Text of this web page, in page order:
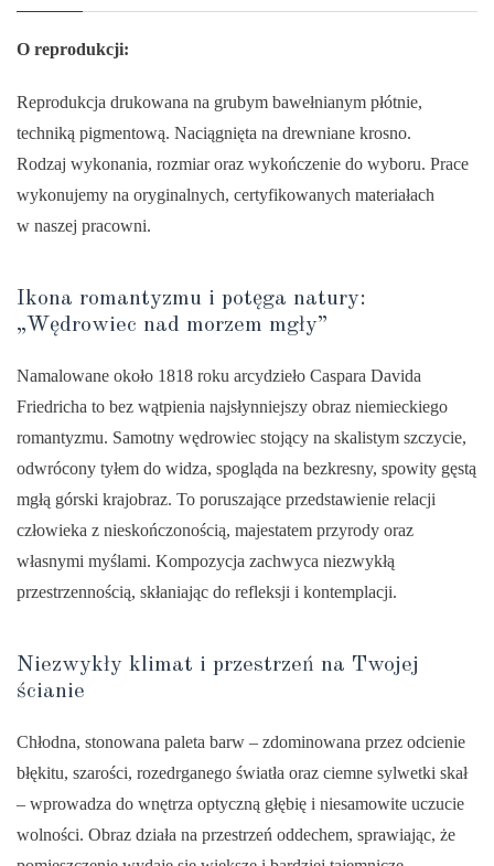
nad
Morzem
–
Caspar
David
Friedrich
O reprodukcji:
Reprodukcja drukowana na grubym bawełnianym płótnie,
techniką pigmentową. Naciągnięta na drewniane krosno.
Rodzaj wykonania, rozmiar oraz wykończenie do wyboru. Prace
wykonujemy na oryginalnych, certyfikowanych materiałach
w naszej pracowni.
Ikona romantyzmu i potęga natury:
„Wędrowiec nad morzem mgły”
Namalowane około 1818 roku arcydzieło Caspara Davida
Friedricha to bez wątpienia najsłynniejszy obraz niemieckiego
romantyzmu. Samotny wędrowiec stojący na skalistym szczycie,
odwrócony tyłem do widza, spogląda na bezkresny, spowity gęstą
mgłą górski krajobraz. To poruszające przedstawienie relacji
człowieka z nieskończonością, majestatem przyrody oraz
własnymi myślami. Kompozycja zachwyca niezwykłą
przestrzennością, skłaniając do refleksji i kontemplacji.
Niezwykły klimat i przestrzeń na Twojej
ścianie
Chłodna, stonowana paleta barw – zdominowana przez odcienie
błękitu, szarości, rozedrganego światła oraz ciemne sylwetki skał
– wprowadza do wnętrza optyczną głębię i niesamowite uczucie
wolności. Obraz działa na przestrzeń oddechem, sprawiając, że